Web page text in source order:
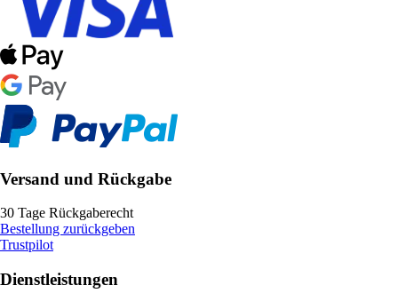
Versand und Rückgabe
30 Tage Rückgaberecht
Bestellung zurückgeben
Trustpilot
Dienstleistungen